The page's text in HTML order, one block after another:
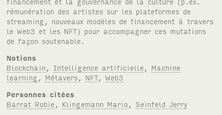
rémunération des artistes sur les plateformes de
streaming, nouveaux modèles de financement à travers
le Web3 et les NFT) pour accompagner ces mutations
de façon soutenable.
Notions
Blockchain
Intelligence artificielle
Machine
learning
Métavers NFT,Web3
Personnes citées
Barrat Robie
Klingemann Mario
Seinfeld Jerry